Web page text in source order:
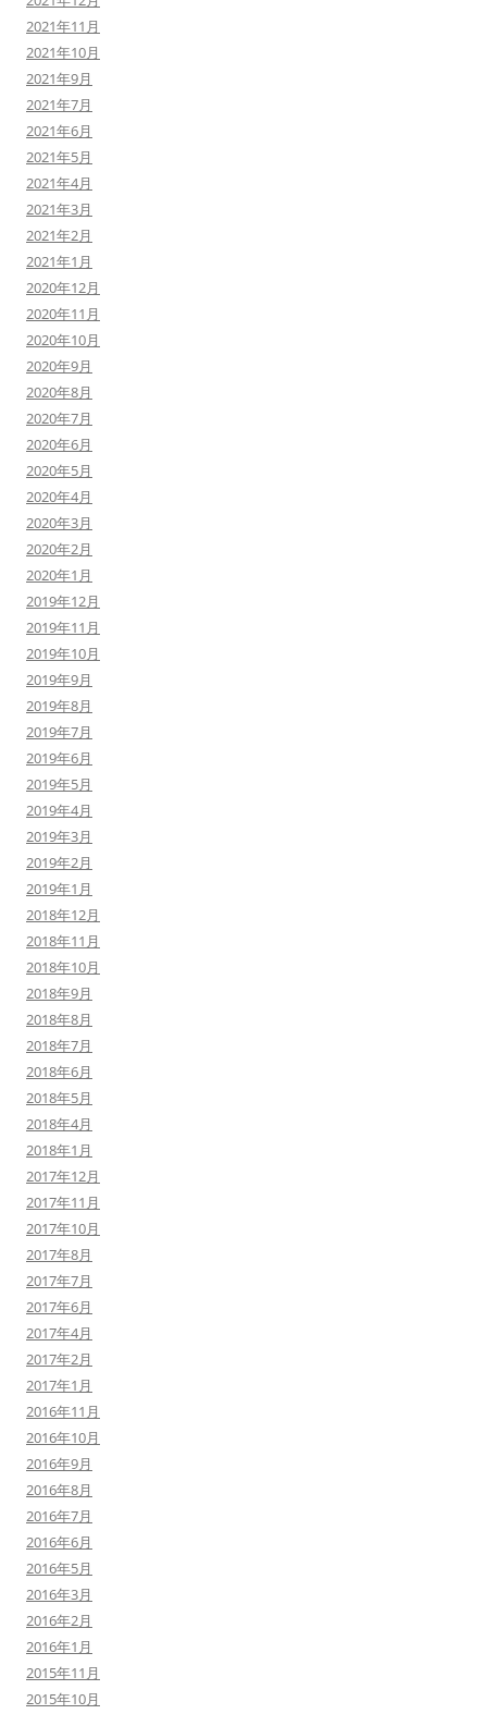
2021年11月
2021年10月
2021年9月
2021年7月
2021年6月
2021年5月
2021年4月
2021年3月
2021年2月
2021年1月
2020年12月
2020年11月
2020年10月
2020年9月
2020年8月
2020年7月
2020年6月
2020年5月
2020年4月
2020年3月
2020年2月
2020年1月
2019年12月
2019年11月
2019年10月
2019年9月
2019年8月
2019年7月
2019年6月
2019年5月
2019年4月
2019年3月
2019年2月
2019年1月
2018年12月
2018年11月
2018年10月
2018年9月
2018年8月
2018年7月
2018年6月
2018年5月
2018年4月
2018年1月
2017年12月
2017年11月
2017年10月
2017年8月
2017年7月
2017年6月
2017年4月
2017年2月
2017年1月
2016年11月
2016年10月
2016年9月
2016年8月
2016年7月
2016年6月
2016年5月
2016年3月
2016年2月
2016年1月
2015年11月
2015年10月